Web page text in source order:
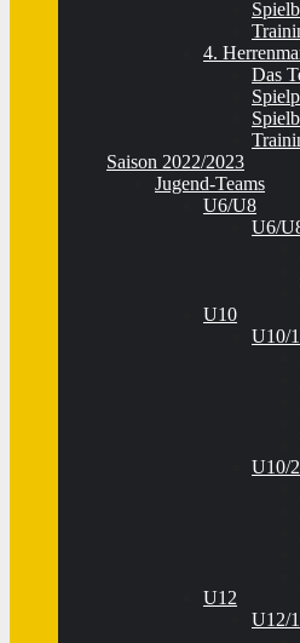
4.
Das
Saison 2022/2023
Jugend-Teams
U6/U8
U6/
U10
U10/
U10/
U12
U12/